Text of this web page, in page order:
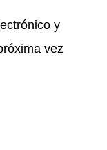
y
vez